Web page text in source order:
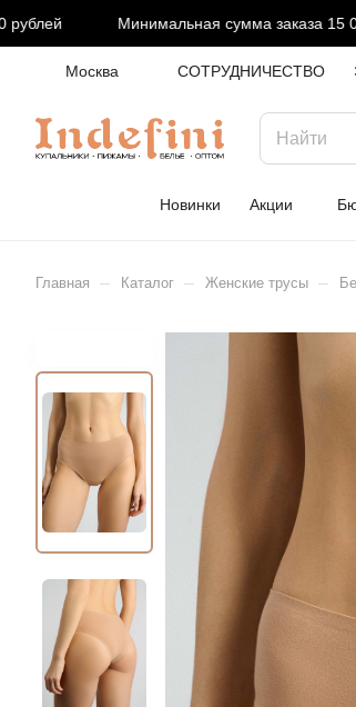
Минимальная сумма заказа 15
Москва СОТРУДНИЧЕСТВО
Новинки Акции
Главная – Каталог – Женские трусы –